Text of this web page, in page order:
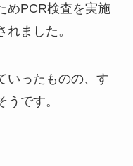
めPCR検査を実施
ました。
いったものの、す
です。